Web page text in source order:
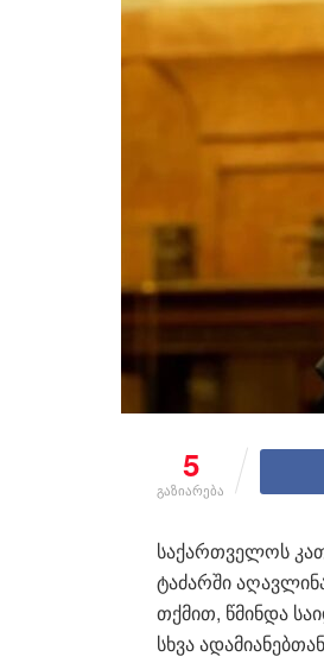
5
გაზიარება
საქართველოს
ტაძარში
თქმით, წმინდა
სხვა